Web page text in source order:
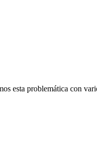
esta problemática con